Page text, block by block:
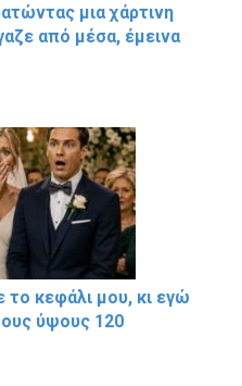
μια χάρτινη
από μέσα, έμεινα
το κεφάλι μου, κι εγώ
ύψους 120